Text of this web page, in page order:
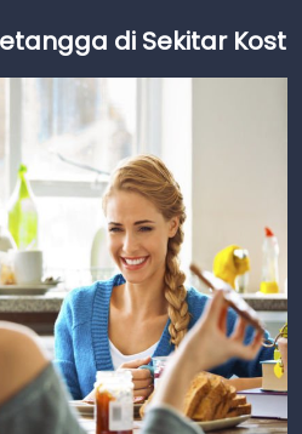
di Sekitar Kost